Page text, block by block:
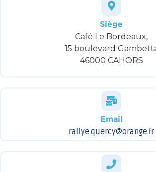
Siège
Café Le Bordeaux,
15 boulevard
46000 CAHORS
Email
rallye.quercy@orange.fr